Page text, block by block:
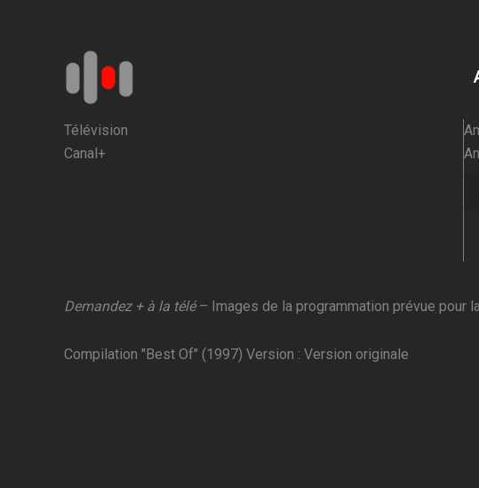
Télévision
Canal+
Demandez + à la télé– Images de la programmation prévue pour
Compilation "Best Of" (1997) Version : Version originale